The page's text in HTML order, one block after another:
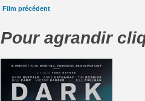
Film précédent
Pour agrandir